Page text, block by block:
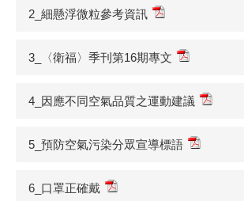
2_細懸浮微粒參考資訊
3_〈衛福〉季刊第16期專文
4_因應不同空氣品質之運動建議
5_預防空氣污染分眾宣導標語
6_口罩正確戴